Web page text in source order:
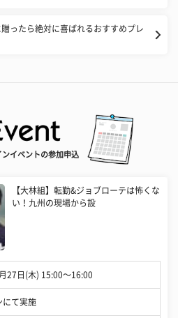
ったら絶対に喜ばれるおすすめプレ
ンイベントの参加申込
【大林組】転勤&ジョブローテは怖くな
い！九州の現場から設
27日(木) 15:00〜16:00
にて実施